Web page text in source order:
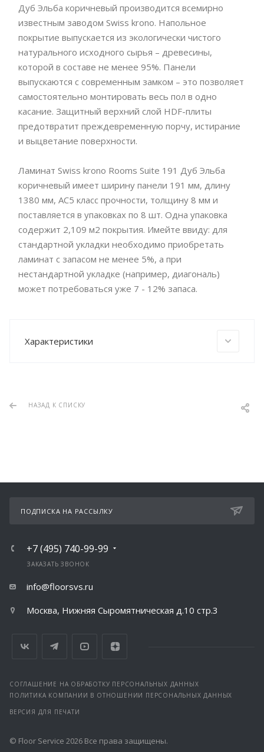
Дуб Эльба коричневый производится всемирно
известным заводом Swiss krono. Напольное
покрытие выпускается из экологически чистого
натурального исходного сырья – древесины,
которой в составе не менее 95%. Панели
выпускаются с современным замком – это позволяет
самостоятельно монтировать весь пол в одно
касание. Защитный верхний слой HDF-плиты
предотвратит преждевременную порчу, истирание
и выцветание поверхности.
Ламинат Swiss krono Rooms Suite 191 Дуб Эльба
коричневый имеет ширину панели 191 мм, длину
1380 мм, АС5 класс прочности, толщину 8 мм и
поставляется в упаковках по 8 шт. Одна упаковка
содержит 2,109 м2 покрытия. Имейте ввиду: для
стандартной укладки необходимо приобретать
ламинат с запасом не менее 5%, а при
нестандартной укладке (например, диагональ)
может потребоваться уже 7 - 12% запаса.
Характеристики
НАЗАД К СПИСКУ
ПОДПИСКА НА РАССЫЛКУ
+7 (495) 740-99-99
ЗАКАЗАТЬ ЗВОНОК
info@floorsvs.ru
Москва, Нижняя Сыромятническая д.10 стр.3
СОГЛАШЕНИЕ НА ОБРАБОТКУ ПЕРСОНАЛЬНЫХ ДАННЫХ
ПОЛИТИКА КОМПАНИИ В ОТНОШЕНИИ ПЕРСОНАЛЬНЫХ ДАННЫХ
ВЕРСИЯ ДЛЯ ПЕЧАТИ
© Floor Service 2026 Все права защищены.